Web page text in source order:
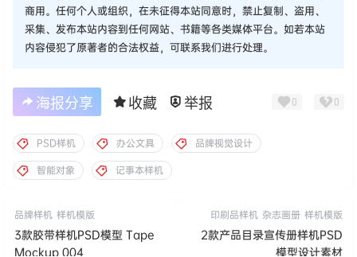
商用。任何个人或组织，在未征得本站同意时，禁止复制、盗用、
采集、发布本站内容到任何网站、书籍等各类媒体平台。如若本站
内容侵犯了原著者的合法权益，可联系我们进行处理。
海报分享 收藏 举报 0 0
PSD样机 办公文具
品牌视觉设计
智能对象
记事本样机
品牌样机 样机模版
3款胶带样机PSD模型 Tape
Mockup 004
印刷品样机 杂志画册 样机模版
2款产品目录宣传册样机PSD
模型设计素材